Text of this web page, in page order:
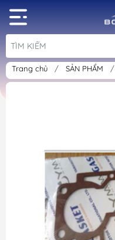
Trang chủ / SẢN PHẨM /